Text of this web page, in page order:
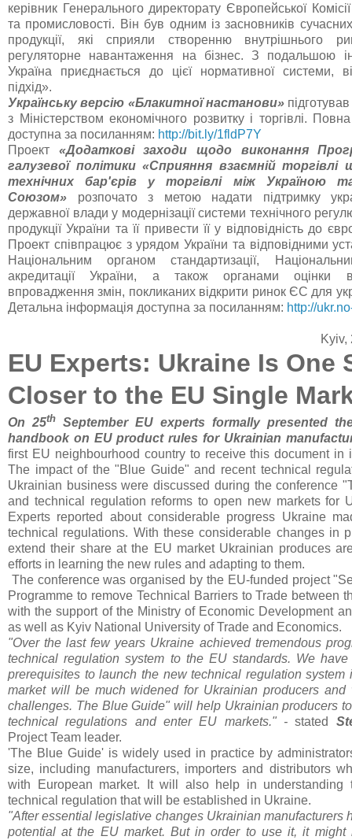
керівник Генерального директорату Європейської
та промисловості. Він був одним із засновників
продукції, які сприяли створенню внутрішнього
регуляторне навантаження на бізнес. З подальшою
Україна приєднається до цієї нормативної системи,
підхід».
Українську версію «Блакитної настанови»
з Міністерством економічного розвитку і торгівлі.
доступна за посиланням: http://bit.ly/1fldP7Y
Проект «Додаткові заходи щодо виконання
галузевої політики «Сприяння взаємній торгівлі
технічних бар'єрів у торгівлі між Україною
Союзом» розпочато з метою надати підтримку
державної влади у модернізації системи технічного
продукції України та її привести її у відповідність до
Проект співпрацює з урядом України та відповідними
Національним органом стандартизації,
акредитації України, а також органами оцінки
впровадження змін, покликаних відкрити ринок ЄС для
Детальна інформація доступна за посиланням: http://
Kyiv,
EU Experts: Ukraine Is One
Closer to the EU Single
On 25th September EU experts formally presented
handbook on EU product rules for Ukrainian
first EU neighbourhood country to receive this document in
The impact of the "Blue Guide" and recent technical
Ukrainian business were discussed during the conference
and technical regulation reforms to open new markets for
Experts reported about considerable progress Ukraine
technical regulations. With these considerable changes in
extend their share at the EU market Ukrainian produces
efforts in learning the new rules and adapting to them.
The conference was organised by the EU-funded project
Programme to remove Technical Barriers to Trade between
with the support of the Ministry of Economic Development
as well as Kyiv National University of Trade and Economics.
"Over the last few years Ukraine achieved tremendous
technical regulation system to the EU standards. We
prerequisites to launch the new technical regulation
market will be much widened for Ukrainian producers
challenges. The Blue Guide" will help Ukrainian producers
technical regulations and enter EU markets." - stated
Project Team leader.
'The Blue Guide' is widely used in practice by
size, including manufacturers, importers and distributors
with European market. It will also help in understanding
technical regulation that will be established in Ukraine.
"After essential legislative changes Ukrainian manufacturers
potential at the EU market. But in order to use it, it might